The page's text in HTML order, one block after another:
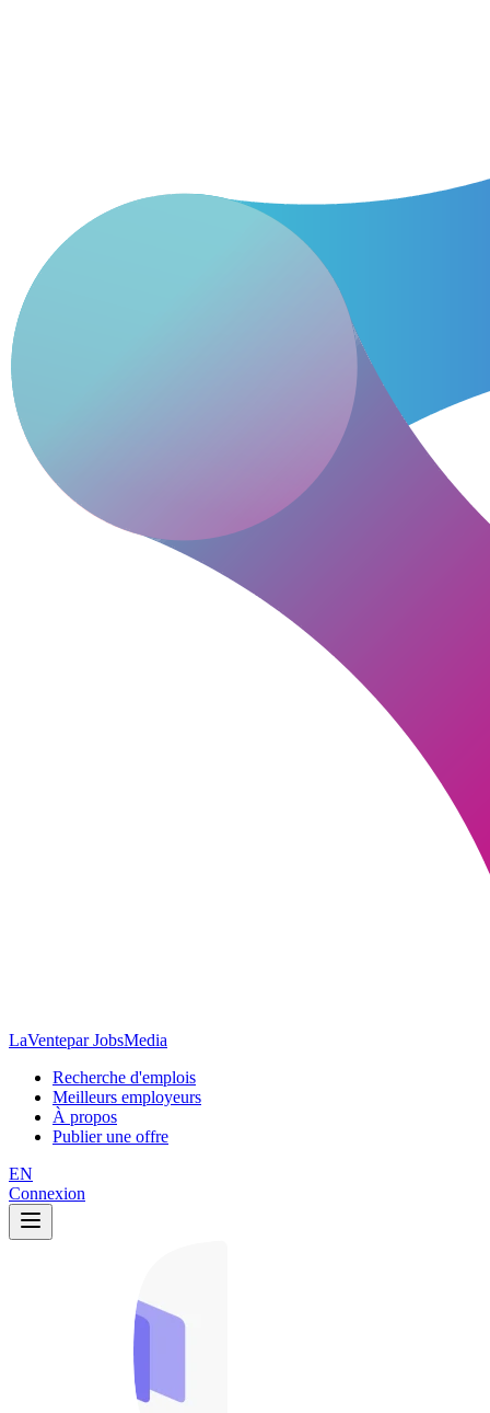
LaVentepar JobsMedia
Recherche d'emplois
Meilleurs employeurs
À propos
Publier une offre
EN
Connexion